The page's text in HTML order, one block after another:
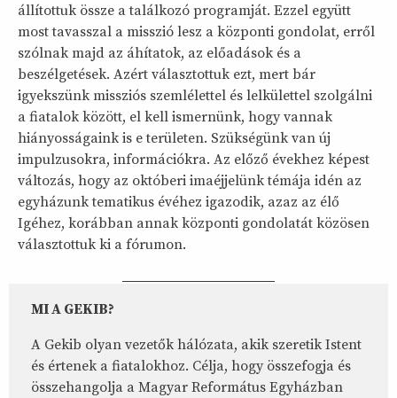
állítottuk össze a találkozó programját. Ezzel együtt
most tavasszal a misszió lesz a központi gondolat, erről
szólnak majd az áhítatok, az előadások és a
beszélgetések. Azért választottuk ezt, mert bár
igyekszünk missziós szemlélettel és lelkülettel szolgálni
a fiatalok között, el kell ismernünk, hogy vannak
hiányosságaink is e területen. Szükségünk van új
impulzusokra, információkra. Az előző évekhez képest
változás, hogy az októberi imaéjjelünk témája idén az
egyházunk tematikus évéhez igazodik, azaz az élő
Igéhez, korábban annak központi gondolatát közösen
választottuk ki a fórumon.
MI A GEKIB?
A Gekib olyan vezetők hálózata, akik szeretik Istent
és értenek a fiatalokhoz. Célja, hogy összefogja és
összehangolja a Magyar Református Egyházban